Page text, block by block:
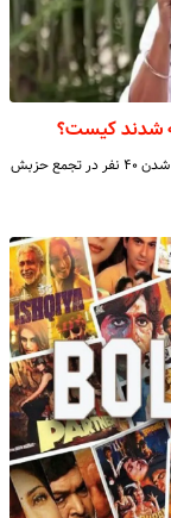
شدند کیست؟
یک فوق ستاره هندی که به سیاستمدار تبدیل شده، پس از کشته شدن ۴۰ نفر در تجمع حزبش